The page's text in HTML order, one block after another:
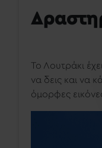
Το Λουτράκι
να δεις και να
όμορφες